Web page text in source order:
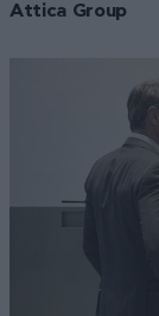
Αttica Group